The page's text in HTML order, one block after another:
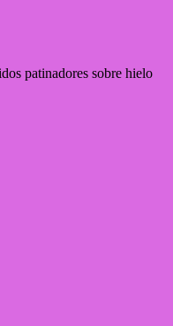
patinadores sobre hielo